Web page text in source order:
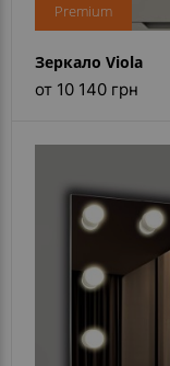
Premium
Зеркало Viola
от 10 140 грн